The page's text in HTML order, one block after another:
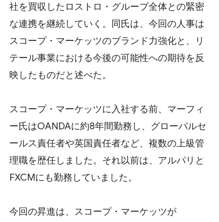
社を買収したロストロ・グループ全体との緊密
な連携を継続していく。同氏は、今回の人事は
スコープ・マーケッツのブランド力強化と、リ
テール事業における今後の可能性への期待を反
映したものだと述べた。
スコープ・マーケッツに入社する前、マーフィ
ー氏はOANDAに約8年間勤務し、グローバルセ
ールス責任者や英国責任者など、複数の上級管
理職を歴任しました。それ以前は、アルパリと
FXCMにも勤務していました。
今回の昇進は、スコープ・マーケッツが